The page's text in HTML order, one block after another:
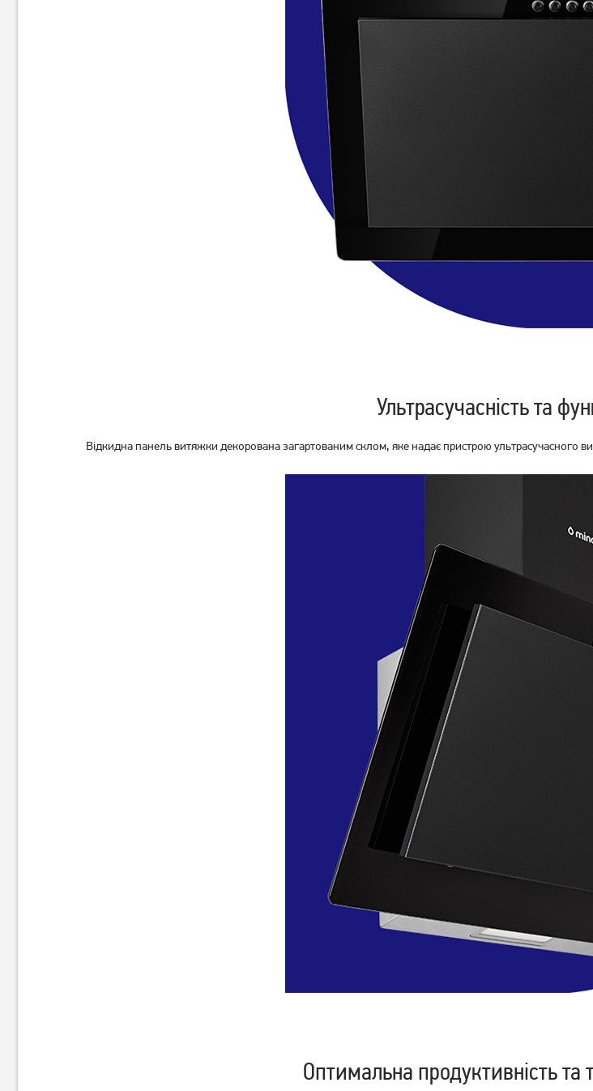
Витяжка телескопічна Best
Chef Simple touch 750 black
(OCORB60I4UW.S3.MC.SB_BST)
Ультрасучасність та
Відкидна панель витяжки декорована загартованим склом, яке надає пристрою ультрасучасного
Оптимальна продуктивність